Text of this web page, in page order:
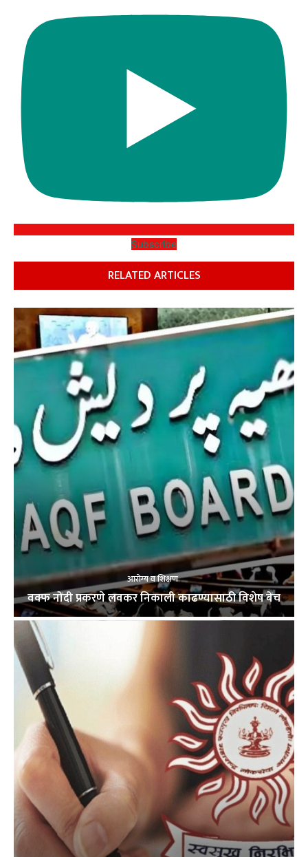
Subscribe
RELATED ARTICLES
आरोग्य व शिक्षण
वक्फ नोंदी प्रकरणे लवकर निकाली काढण्यासाठी विशेष बेंच